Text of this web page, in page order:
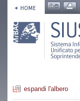
espandi l'albero